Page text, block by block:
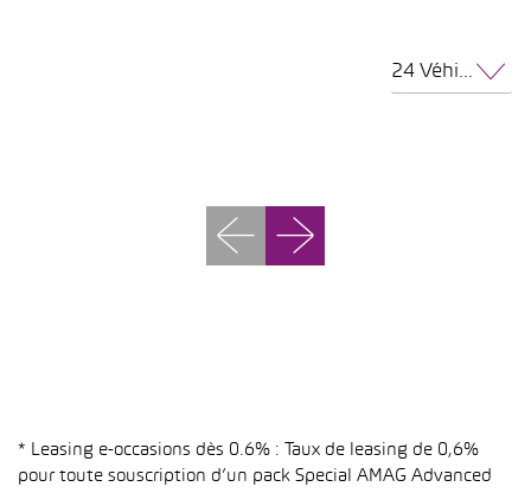
24 Véhicules par page
* Leasing e-occasions dès 0.6% : Taux de leasing de 0,6%
pour toute souscription d’un pack Special AMAG Advanced